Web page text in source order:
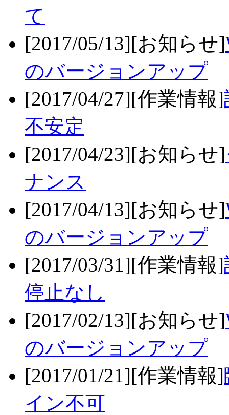
て
[2017/05/13][お知らせ]
のバージョンアップ
[2017/04/27][作業情報]
不安定
[2017/04/23][お知らせ]
ナンス
[2017/04/13][お知らせ]
のバージョンアップ
[2017/03/31][作業情報]
停止なし
[2017/02/13][お知らせ]
のバージョンアップ
[2017/01/21][作業情報]
イン不可